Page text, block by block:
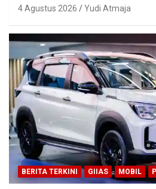
4 Agustus 2026 Yudi Atmaja
BERITA TERKINI GIIAS MOBIL